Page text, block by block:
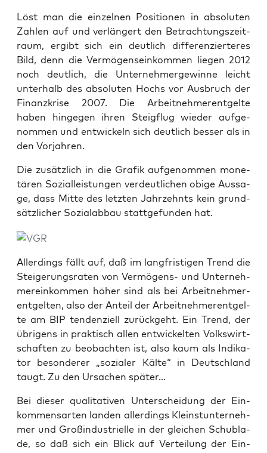
Löst man die ein­zel­nen Posi­tio­nen in abso­lu­ten
Zah­len auf und ver­län­gert den Betrach­tungs­zeit­
raum, ergibt sich ein deut­lich dif­fe­ren­zier­te­res
Bild, denn die Ver­mö­gens­ein­kom­men lie­gen 2012
noch deut­lich, die Unter­neh­mer­ge­win­ne leicht
unter­halb des abso­lu­ten Hochs vor Aus­bruch der
Finanz­kri­se 2007. Die Arbeit­neh­mer­ent­gel­te
haben hin­ge­gen ihren Steig­flug wie­der auf­ge­
nom­men und ent­wi­ckeln sich deut­lich bes­ser als in
den Vorjahren.
Die zusätz­lich in die Gra­fik auf­ge­nom­men mone­
tä­ren Sozi­al­leis­tun­gen ver­deut­li­chen obi­ge Aus­sa­
ge, dass Mit­te des letz­ten Jahr­zehnts kein grund­
sätz­li­cher Sozi­al­ab­bau statt­ge­fun­den hat.
Aller­dings fällt auf, daß im lang­fris­ti­gen Trend die
Stei­ge­rungs­ra­ten von Ver­mö­gens- und Unter­neh­
mer­ein­kom­men höher sind als bei Arbeit­neh­mer­
ent­gel­ten, also der Anteil der Arbeit­neh­mer­ent­gel­
te am BIP ten­den­zi­ell zurück­geht. Ein Trend, der
übri­gens in prak­tisch allen ent­wi­ckel­ten Volks­wirt­
schaf­ten zu beob­ach­ten ist, also kaum als Indi­ka­
tor beson­de­rer „sozia­ler Käl­te“ in Deutsch­land
taugt. Zu den Ursa­chen später…
Bei die­ser qua­li­ta­ti­ven Unter­schei­dung der Ein­
kom­mens­ar­ten lan­den aller­dings Kleinst­un­ter­neh­
mer und Groß­in­dus­tri­el­le in der glei­chen Schub­la­
de, so daß sich ein Blick auf Ver­tei­lung der Ein­